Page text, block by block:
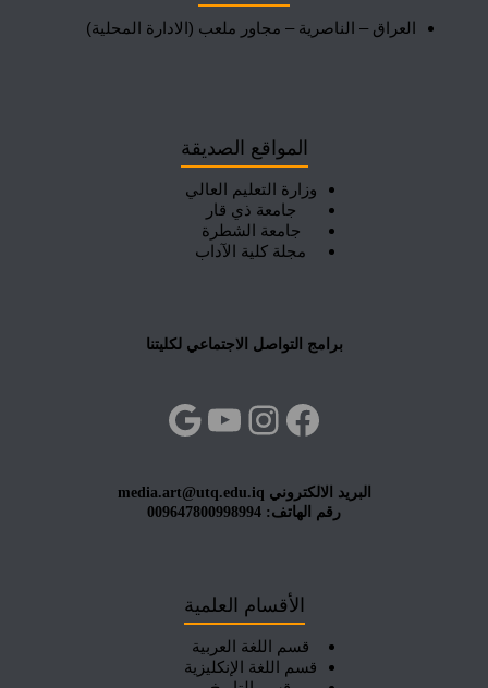
العراق – الناصرية – مجاور ملعب (الادارة المحلية)
المواقع الصديقة
وزارة التعليم العالي
جامعة ذي قار
جامعة الشطرة
مجلة كلية الآداب
برامج التواصل الاجتماعي لكليتنا
فيسبوك
إنستجرام
يوتيوب
البريد الالكتروني media.art@utq.edu.iq
رقم الهاتف: 009647800998994
الأقسام العلمية
قسم اللغة العربية
قسم اللغة الإنكليزية